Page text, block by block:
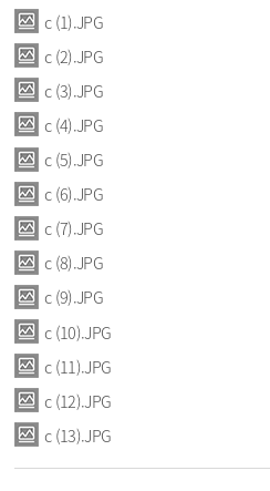
c (1).JPG
c (2).JPG
c (3).JPG
c (4).JPG
c (5).JPG
c (6).JPG
c (7).JPG
c (8).JPG
c (9).JPG
c (10).JPG
c (11).JPG
c (12).JPG
c (13).JPG